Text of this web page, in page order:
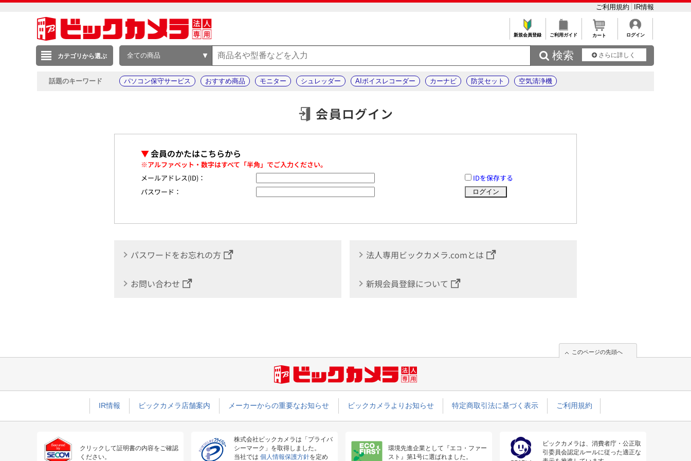
ご利用規約 IR情報
新規会員登録 ご利用ガイド カート ログイン
カテゴリから選ぶ 全ての商品  検索 さらに詳しく
話題のキーワード パソコン保守サービス おすすめ商品 モニター シュレッダー AIボイスレコーダー カーナビ 防災セット 空気清浄機
会員ログイン
▼会員のかたはこちらから
※アルファベット・数字はすべて「半角」でご入力ください。
メールアドレス(ID)：
IDを保存する
パスワード：
パスワードをお忘れの方 法人専用ビックカメラ.comとは
お問い合わせ 新規会員登録について
このページの先頭へ
IR情報 ビックカメラ店舗案内 メーカーからの重要なお知らせ ビックカメラよりお知らせ 特定商取引法に基づく表示 ご利用規約
クリックして証明書の内容をご確認
ください。
株式会社ビックカメラは「プライバ
シーマーク」を取得しました。
当社では 個人情報保護方針を定め
環境先進企業として『エコ・ファー
スト』第1号に選ばれました。
ビックカメラは、消費者庁・公正取
引委員会認定ルールに従った適正な